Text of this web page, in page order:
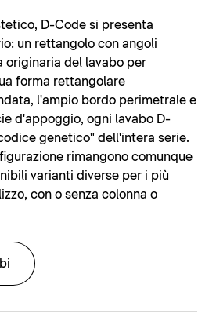
D-Code si presenta
un rettangolo con angoli
originaria del lavabo per
forma rettangolare
l'ampio bordo perimetrale e
d'appoggio, ogni lavabo D-
genetico" dell'intera serie.
rimangono comunque
varianti diverse per i più
con o senza colonna o